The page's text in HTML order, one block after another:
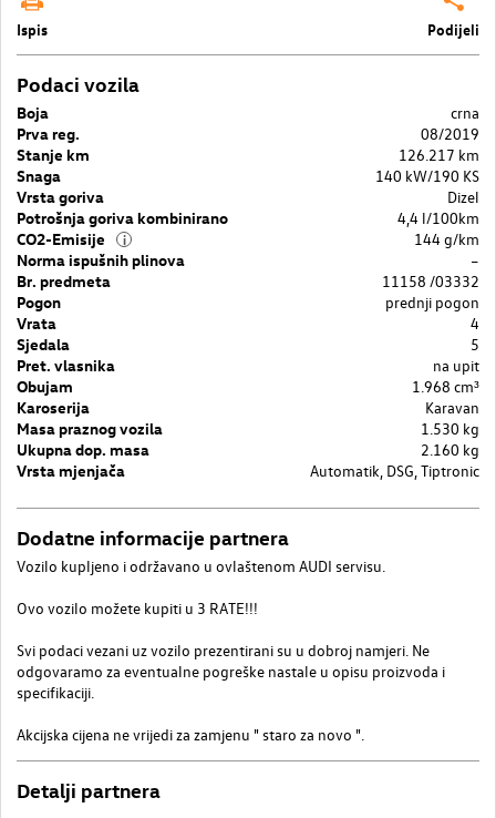
Ispis Podijeli
Podaci vozila
Boja
crna
Prva reg.
08/2019
Stanje km
126.217 km
Snaga
140 kW/190 KS
Vrsta goriva
Dizel
Potrošnja goriva kombinirano
4,4 l/100km
CO2-Emisije
i
144 g/km
Norma ispušnih plinova
–
Br. predmeta
11158 /03332
Pogon
prednji pogon
Vrata
4
Sjedala
5
Pret. vlasnika
na upit
Obujam
1.968 cm³
Karoserija
Karavan
Masa praznog vozila
1.530 kg
Ukupna dop. masa
2.160 kg
Vrsta mjenjača
Automatik, DSG, Tiptronic
Dodatne informacije partnera
Vozilo kupljeno i održavano u ovlaštenom AUDI servisu.
Ovo vozilo možete kupiti u 3 RATE!!!
Svi podaci vezani uz vozilo prezentirani su u dobroj namjeri. Ne
odgovaramo za eventualne pogreške nastale u opisu proizvoda i
specifikaciji.
Akcijska cijena ne vrijedi za zamjenu " staro za novo ".
Detalji partnera